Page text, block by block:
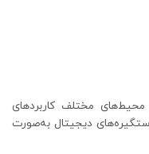
محیط‌های مختلف کاربردهای
دیجیتال به‌صورت